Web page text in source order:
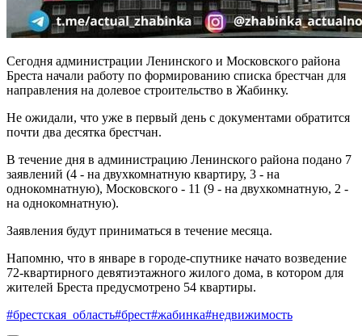
Сегодня администрации Ленинского и Московского района
Бреста начали работу по формированию списка брестчан для
направления на долевое строительство в Жабинку.
Не ожидали, что уже в первый день с документами обратится
почти два десятка брестчан.
В течение дня в администрацию Ленинского района подано 7
заявлений (4 - на двухкомнатную квартиру, 3 - на
однокомнатную), Московского - 11 (9 - на двухкомнатную, 2 -
на однокомнатную).
Заявления будут приниматься в течение месяца.
Напомню, что в январе в городе-спутнике начато возведение
72-квартирного девятиэтажного жилого дома, в котором для
жителей Бреста предусмотрено 54 квартиры.
#брестская_область#брест#жабинка#недвижимость